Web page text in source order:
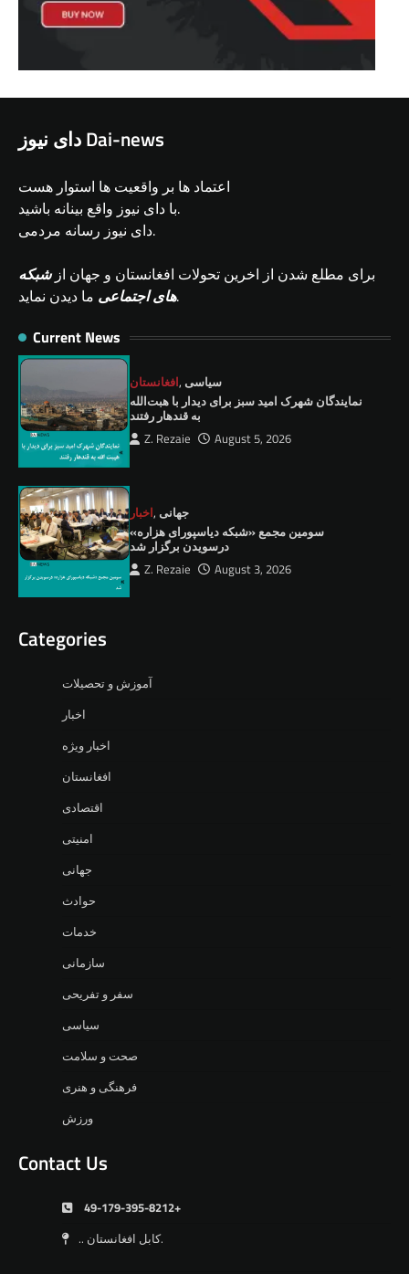
دای نیوز Dai-news
اعتماد ها بر واقعیت ها استوار هست
با دای نیوز واقع بینانه باشید.
دای نیوز رسانه مردمی.
برای مطلع شدن از اخرین تحولات افغانستان و جهان ازشبکه
های اجتماعیما دیدن نماید.
Current News
افغانستان, سیاسی
نمايندگان شهرک امید سبز برای دیدار با هبت‌الله
به قندهار رفتند
Z. Rezaie August 5, 2026
اخبار, جهانی
سومین مجمع «شبکه دیاسپورای هزاره»
درسویدن برگزار شد
Z. Rezaie August 3, 2026
Categories
آموزش و تحصیلات
اخبار
اخبار ویژه
افغانستان
اقتصادی
امنیتی
جهانی
حوادث
خدمات
سازمانی
سفر و تفریحی
سیاسی
صحت و سلامت
فرهنگی و هنری
ورزش
Contact Us
49-179-395-8212+
.. کابل افغانستان.